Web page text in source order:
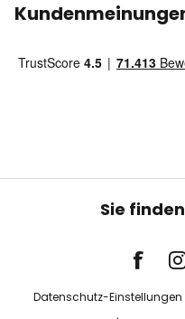
Sie
Datenschutz-Einstellungen